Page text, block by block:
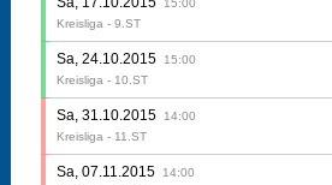
15:00
Kreisliga - 9.ST
Sa, 24.10.2015
15:00
Kreisliga - 10.ST
Sa, 31.10.2015
14:00
Kreisliga - 11.ST
Sa, 07.11.2015
14:00